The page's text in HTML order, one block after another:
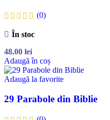
(0)
În stoc
48.00 lei
Adaugă în coș
Adaugă la favorite
29 Parabole din Biblie